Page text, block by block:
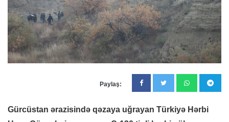
Paylaş:
Gürcüstan ərazisində qəzaya uğrayan Türkiyə Hərbi